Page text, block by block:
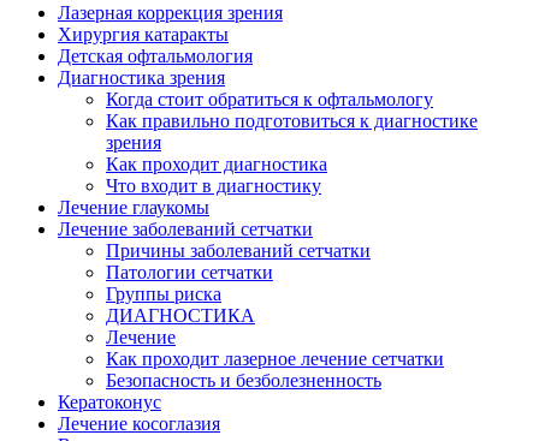
Лазерная коррекция зрения
Хирургия катаракты
Детская офтальмология
Диагностика зрения
Когда стоит обратиться к офтальмологу
Как правильно подготовиться к диагностике
зрения
Как проходит диагностика
Что входит в диагностику
Лечение глаукомы
Лечение заболеваний сетчатки
Причины заболеваний сетчатки
Патологии сетчатки
Группы риска
ДИАГНОСТИКА
Лечение
Как проходит лазерное лечение сетчатки
Безопасность и безболезненность
Кератоконус
Лечение косоглазия